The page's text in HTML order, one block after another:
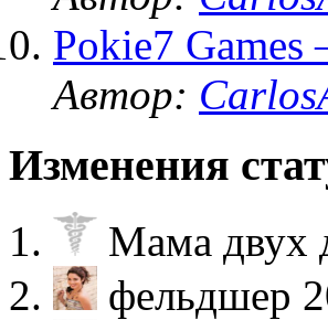
Pokie7 Games
Автор:
Изменения
Мама двух
фельдшер